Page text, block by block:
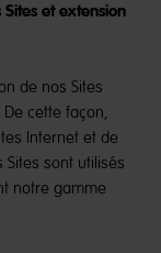
et extension
de nos Sites
cette façon,
Internet et de
sont utilisés
notre gamme